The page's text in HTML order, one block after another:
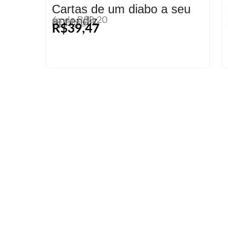
Cartas de um diabo a seu
aprendiz
6x de R$8,20
R$59,90
R$39,47